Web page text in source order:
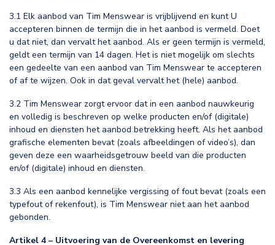
3.1 Elk aanbod van Tim Menswear is vrijblijvend en kunt U
accepteren binnen de termijn die in het aanbod is vermeld. Doet
u dat niet, dan vervalt het aanbod. Als er geen termijn is vermeld,
geldt een termijn van 14 dagen. Het is niet mogelijk om slechts
een gedeelte van een aanbod van Tim Menswear te accepteren
of af te wijzen. Ook in dat geval vervalt het (hele) aanbod.
3.2 Tim Menswear zorgt ervoor dat in een aanbod nauwkeurig
en volledig is beschreven op welke producten en/of (digitale)
inhoud en diensten het aanbod betrekking heeft. Als het aanbod
grafische elementen bevat (zoals afbeeldingen of video’s), dan
geven deze een waarheidsgetrouw beeld van die producten
en/of (digitale) inhoud en diensten.
3.3 Als een aanbod kennelijke vergissing of fout bevat (zoals een
typefout of rekenfout), is Tim Menswear niet aan het aanbod
gebonden.
Artikel 4 – Uitvoering van de Overeenkomst en levering